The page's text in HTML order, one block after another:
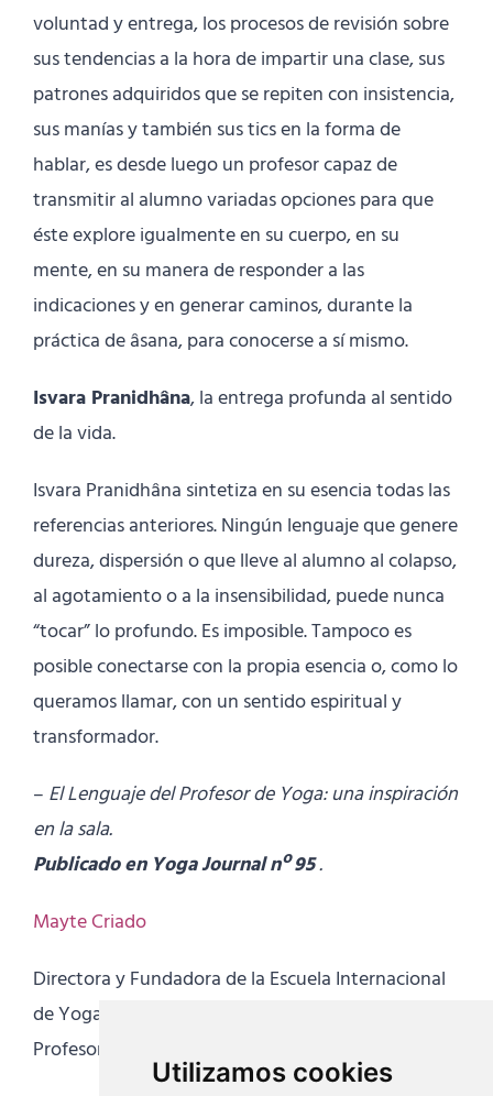
Utilizamos cookies
voluntad y entrega, los procesos de revisión sobre
sus tendencias a la hora de impartir una clase, sus
patrones adquiridos que se repiten con insistencia,
sus manías y también sus tics en la forma de
hablar, es desde luego un profesor capaz de
transmitir al alumno variadas opciones para que
éste explore igualmente en su cuerpo, en su
mente, en su manera de responder a las
indicaciones y en generar caminos, durante la
práctica de âsana, para conocerse a sí mismo.
Isvara Pranidhâna, la entrega profunda al sentido
de la vida.
Isvara Pranidhâna sintetiza en su esencia todas las
referencias anteriores. Ningún lenguaje que genere
dureza, dispersión o que lleve al alumno al colapso,
al agotamiento o a la insensibilidad, puede nunca
“tocar” lo profundo. Es imposible. Tampoco es
posible conectarse con la propia esencia o, como lo
queramos llamar, con un sentido espiritual y
transformador.
– El Lenguaje del Profesor de Yoga: una inspiración
en la sala.
Publicado en Yoga Journal nº 95.
Mayte Criado
Directora y Fundadora de la Escuela Internacional
de Yoga
Profesora de Hatha Yoga y Meditación